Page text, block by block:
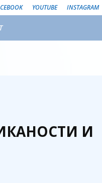
YOUTUBE INSTAGRAM
И